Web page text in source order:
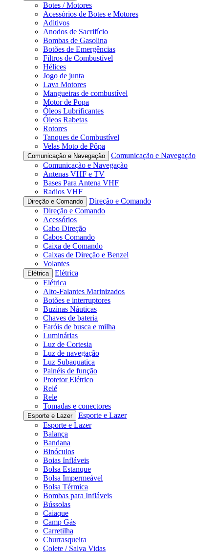
Botes / Motores
Acessórios de Botes e Motores
Aditivos
Anodos de Sacrifício
Bombas de Gasolina
Botões de Emergências
Filtros de Combustível
Hélices
Jogo de junta
Lava Motores
Mangueiras de combustível
Motor de Popa
Óleos Lubrificantes
Óleos Rabetas
Rotores
Tanques de Combustível
Velas Moto de Pôpa
Comunicação e Navegação
Comunicação e Navegação
Comunicação e Navegação
Antenas VHF e TV
Bases Para Antena VHF
Radios VHF
Direção e Comando
Direção e Comando
Direção e Comando
Acessórios
Cabo Direção
Cabos Comando
Caixa de Comando
Caixas de Direção e Benzel
Volantes
Elétrica
Elétrica
Elétrica
Alto-Falantes Marinizados
Botões e interruptores
Buzinas Náuticas
Chaves de bateria
Faróis de busca e milha
Luminárias
Luz de Cortesia
Luz de navegação
Luz Subaquatica
Painéis de função
Protetor Elétrico
Relé
Rele
Tomadas e conectores
Esporte e Lazer
Esporte e Lazer
Esporte e Lazer
Balança
Bandana
Binóculos
Boias Infláveis
Bolsa Estanque
Bolsa Impermeável
Bolsa Térmica
Bombas para Infláveis
Bússolas
Caiaque
Camp Gás
Carretilha
Churrasqueira
Colete / Salva Vidas